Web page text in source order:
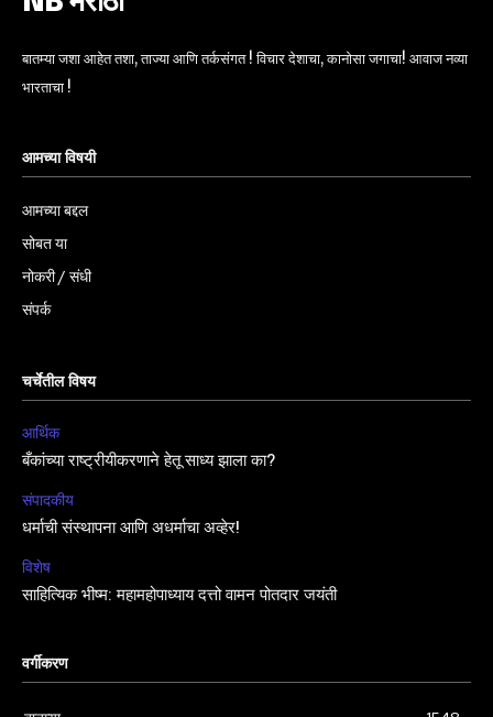
बातम्या जशा आहेत तशा, ताज्या आणि तर्कसंगत ! विचार देशाचा, कानोसा जगाचा! आवाज नव्या
भारताचा !
आमच्या विषयी
आमच्या बद्दल
सोबत या
नोकरी / संधी
संपर्क
चर्चेतील विषय
आर्थिक
बँकांच्या राष्ट्रीयीकरणाने हेतू साध्य झाला का?
संपादकीय
धर्माची संस्थापना आणि अधर्माचा अव्हेर!
विशेष
साहित्यिक भीष्म: महामहोपाध्याय दत्तो वामन पोतदार जयंती
वर्गीकरण